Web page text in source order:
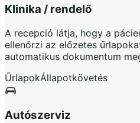
Klinika / rendelő
A recepció látja, hogy a
ellenőrzi az előzetes
automatikus dokumentum
ŰrlapokÁllapotkövetés
Autószerviz